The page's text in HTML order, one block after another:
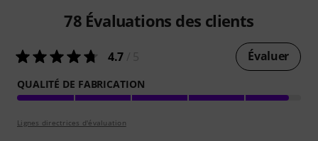
78 Évaluations des clients
4.7 Évaluer
QUALITÉ DE FABRICATION
Lignes directrices d'évaluation